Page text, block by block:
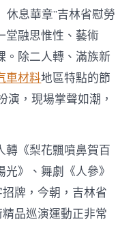
休息華章”吉林省慰勞
堂融思惟性、藝術
。除二人轉、滿族新
車材料地區特點的節
演，現場掌聲如潮，
轉《梨花飄噴鼻賀百
》、舞劇《人參》
牌，今朝，吉林省
品巡演運動正非常